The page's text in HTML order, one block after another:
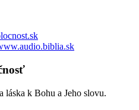
láska k Bohu a Jeho slovu.